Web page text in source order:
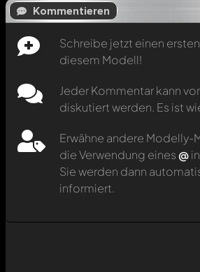
Kommentieren
Schreibe jetzt einen
diesem Modell!
Jeder Kommentar kann
diskutiert werden. Es ist
Erwähne andere
die Verwendung eines @
Sie werden dann
informiert.